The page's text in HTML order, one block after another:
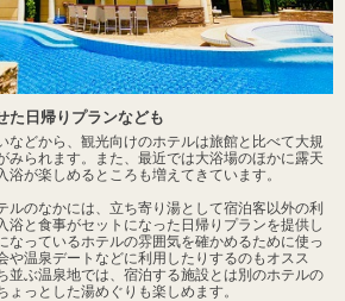
た日帰りプランなども
などから、観光向けのホテルは旅館と比べて大規
みられます。また、最近では大浴場のほかに露天
浴が楽しめるところも増えてきています。
ルのなかには、立ち寄り湯として宿泊客以外の利
浴と食事がセットになった日帰りプランを提供し
なっているホテルの雰囲気を確かめるために使っ
や温泉デートなどに利用したりするのもオスス
並ぶ温泉地では、宿泊する施設とは別のホテルの
っとした湯めぐりも楽しめます。